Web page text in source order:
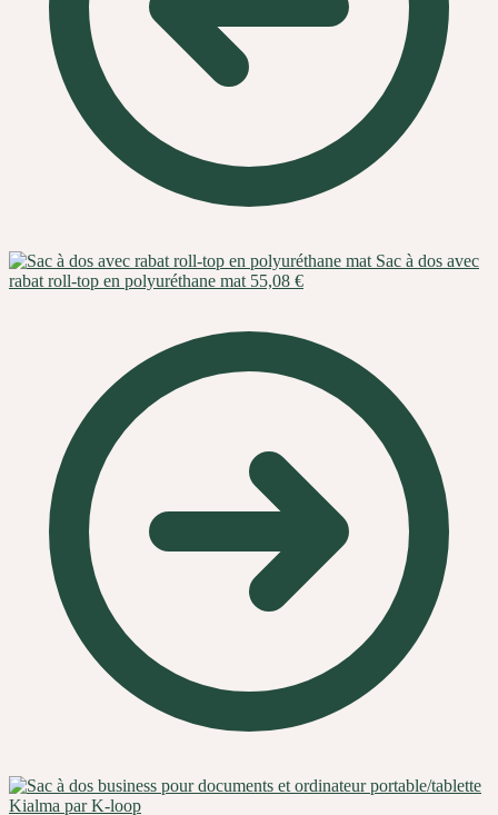
Sac à dos avec
rabat roll-top en polyuréthane mat 55,08 €